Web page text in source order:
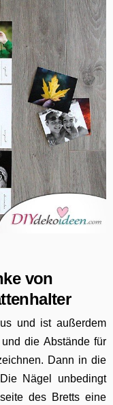
von
und ist außerdem
die Abstände für
Dann in die
Nägel unbedingt
des Bretts eine